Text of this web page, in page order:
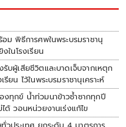
ม พิธีการศพในพระบรมราชานุ
งในโรงเรียน
บผู้เสียชีวิตและบาดเจ็บจากเหตุก
รียน ไว้ในพระบรมราชานุเคราะห์
งทุกข์ น้ำท่วมนาข้าวซ้ำซากทุกปี
ได้ วอนหน่วยงานเร่งแก้ไข